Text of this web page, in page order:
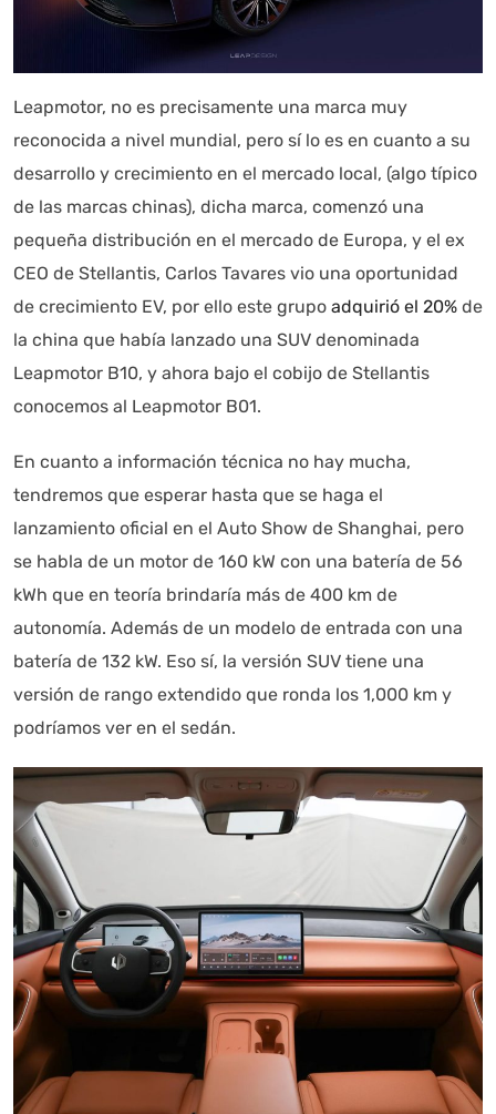
Leapmotor, no es precisamente una marca muy
reconocida a nivel mundial, pero sí lo es en cuanto a su
desarrollo y crecimiento en el mercado local, (algo típico
de las marcas chinas), dicha marca, comenzó una
pequeña distribución en el mercado de Europa, y el ex
CEO de Stellantis, Carlos Tavares vio una oportunidad
de crecimiento EV, por ello este grupo adquirió el 20% de
la china que había lanzado una SUV denominada
Leapmotor B10, y ahora bajo el cobijo de Stellantis
conocemos al Leapmotor B01.
En cuanto a información técnica no hay mucha,
tendremos que esperar hasta que se haga el
lanzamiento oficial en el Auto Show de Shanghai, pero
se habla de un motor de 160 kW con una batería de 56
kWh que en teoría brindaría más de 400 km de
autonomía. Además de un modelo de entrada con una
batería de 132 kW. Eso sí, la versión SUV tiene una
versión de rango extendido que ronda los 1,000 km y
podríamos ver en el sedán.
Autoanalítica IA Agente Inteligente
buscando? "Este asistente con IA (OpenAI) ofrece
información referencial que puede contener errores.
Asistente con IA en desarrollo. Autoanalítica optimiza